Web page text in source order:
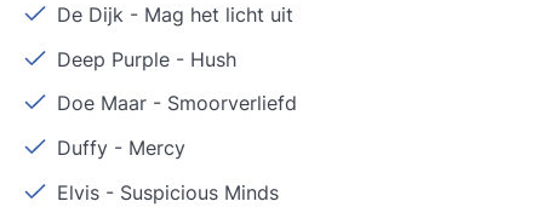
De Dijk - Mag het licht uit
Deep Purple - Hush
Doe Maar - Smoorverliefd
Duffy - Mercy
Elvis - Suspicious Minds